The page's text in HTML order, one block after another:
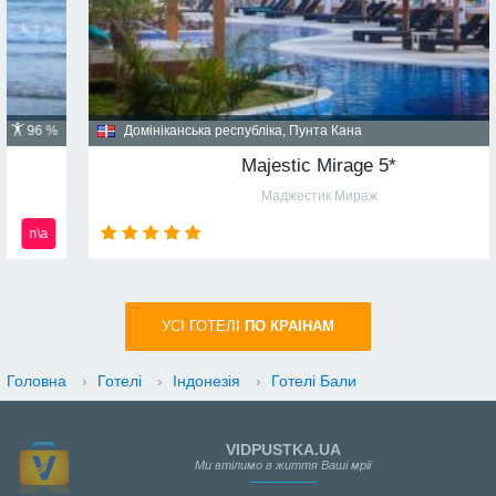
Домініканська республіка, Пунта Кана
Majestic Mirage 5*
Маджестик Мираж
УСI ГОТЕЛІ ПО КРАIНАМ
Головна › Готелі › Індонезія › Готелі Бали
VIDPUSTKA.UA
Ми втілимо в життя Ваші мрії